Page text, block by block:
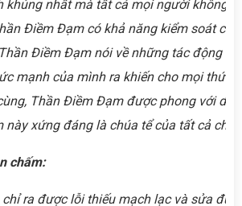
khủng nhất mà tất cả mọi người không
Điềm Đạm có khả năng kiểm soát
Điềm Đạm nói về những tác động
mạnh của mình ra khiến cho mọi thứ
Thần Điềm Đạm được phong với
này xứng đáng là chúa tể của tất cả
chấm:
chỉ ra được lỗi thiếu mạch lạc và sửa